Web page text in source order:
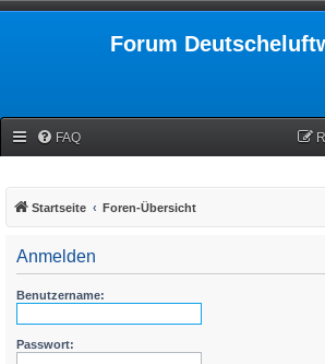
Forum
FAQ
Startseite Foren-Übersicht
Anmelden
Benutzername:
Passwort: